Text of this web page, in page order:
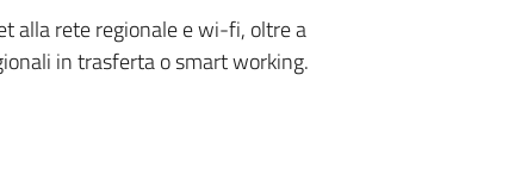
alla rete regionale e wi-fi, oltre a
in trasferta o smart working.